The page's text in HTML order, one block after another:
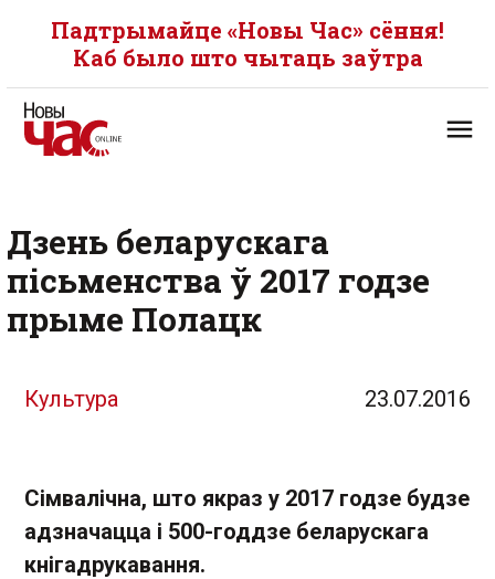
Падтрымайце «Новы Час» сёння!
Каб было што чытаць заўтра
Дзень беларускага
пісьменства ў 2017 годзе
прыме Полацк
Культура 23.07.2016
Сімвалічна, што якраз у 2017 годзе будзе
адзначацца і 500-годдзе беларускага
кнігадрукавання.